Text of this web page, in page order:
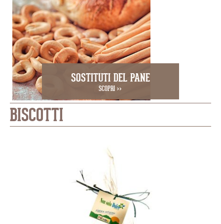
SOSTITUTI DEL PANE
SCOPRI >>
BISCOTTI